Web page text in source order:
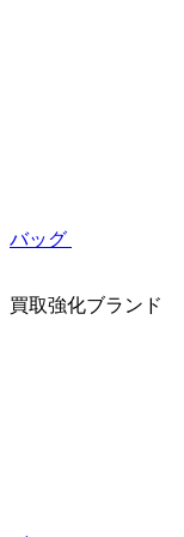
バッグ
買取強化ブランド